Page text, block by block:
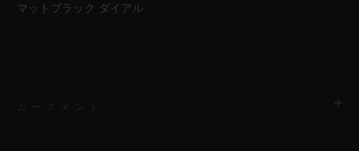
マットブラック ダイアル